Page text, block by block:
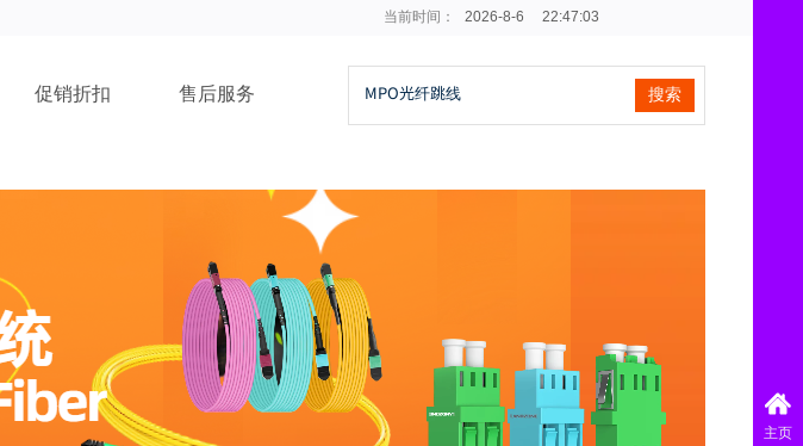
2026-8-6 22:47:03
当前时间：
促销折扣 售后服务 搜索
主页